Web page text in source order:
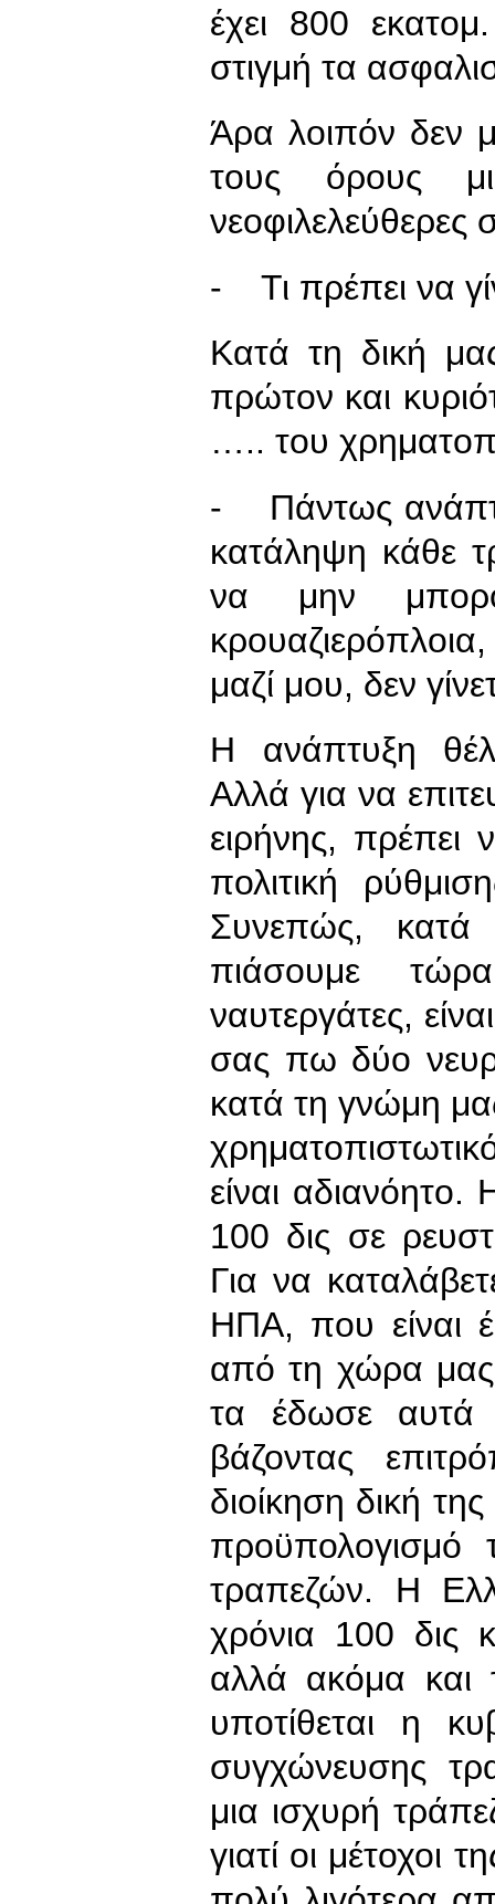
έχει 800
στιγμή τα
Άρα λοιπόν δεν
τους όρους
νεοφιλελεύθερες
- Τι πρέπει να
Κατά τη δική
πρώτον και
….. του
- Πάντως
κατάληψη κάθε
να μην
μαζί μου, δεν
Η ανάπτυξη
Αλλά για να
ειρήνης, πρέπει
πολιτική
Συνεπώς, κατά
πιάσουμε
ναυτεργάτες,
σας πω δύο
κατά τη γνώμη
είναι
100 δις σε
Για να
ΗΠΑ, που είναι
από τη χώρα
τα έδωσε αυτά
βάζοντας
διοίκηση δική
τραπεζών. Η
χρόνια 100 δις
αλλά ακόμα και
υποτίθεται η
συγχώνευσης
μια ισχυρή
γιατί οι μέτοχοι